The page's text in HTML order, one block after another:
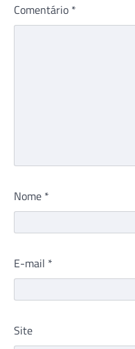
Comentário *
Nome *
E-mail *
Site